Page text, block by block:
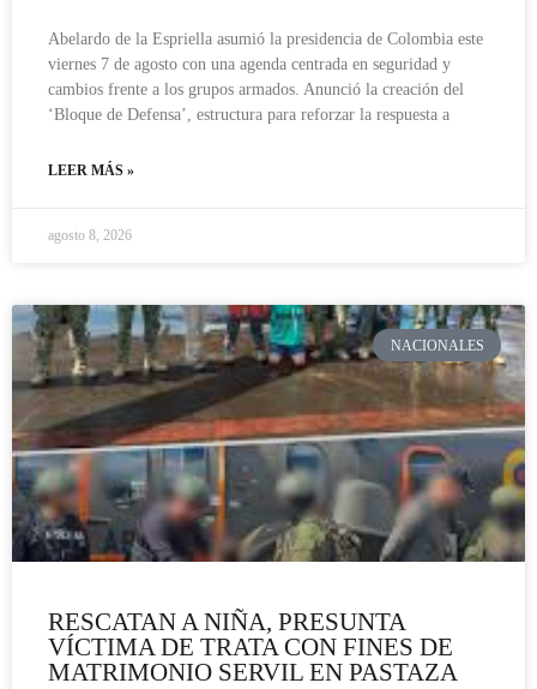
Abelardo de la Espriella asumió la presidencia de Colombia este
viernes 7 de agosto con una agenda centrada en seguridad y
cambios frente a los grupos armados. Anunció la creación del
‘Bloque de Defensa’, estructura para reforzar la respuesta a
LEER MÁS »
agosto 8, 2026
NACIONALES
RESCATAN A NIÑA, PRESUNTA
VÍCTIMA DE TRATA CON FINES DE
MATRIMONIO SERVIL EN PASTAZA